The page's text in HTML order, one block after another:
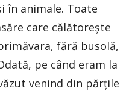
în animale. Toate
care călătorește
fără busolă,
pe când eram la
venind din părțile